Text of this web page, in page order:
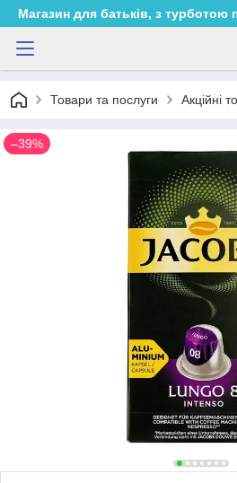
Магазин для батьків, з турботою
Товари та послуги Акційні
–39%